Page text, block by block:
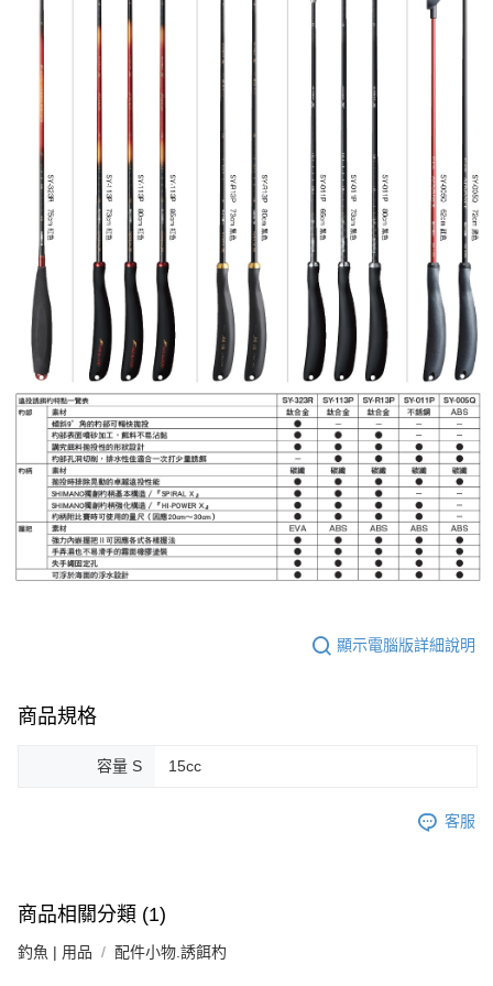
顯示電腦版詳細說明
商品規格
容量 S 15cc
客服
商品相關分類 (1)
釣魚 | 用品 配件小物.誘餌杓